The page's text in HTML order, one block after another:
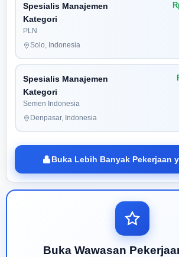
Spesialis Manajemen
Kategori
PLN
Solo, Indonesia
Spesialis Manajemen
Kategori
Semen Indonesia
Denpasar, Indonesia
Buka Lebih Banyak Pekerjaan
Buka Wawasan